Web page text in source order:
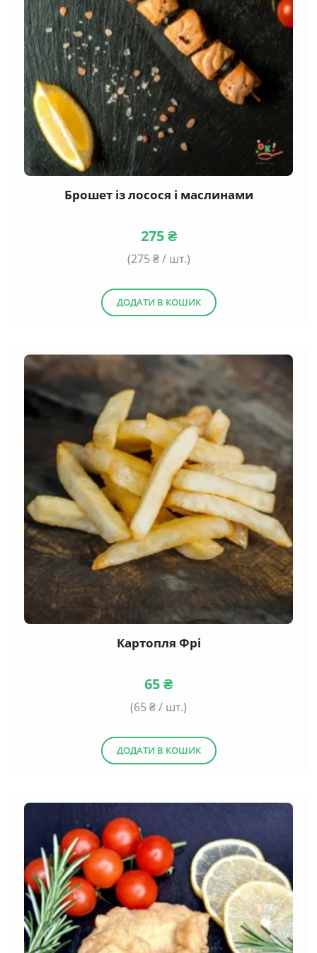
Брошет із лосося і маслинами
275₴
(275₴ / шт.)
ДОДАТИ В КОШИК
Картопля Фрі
65₴
(65₴ / шт.)
ДОДАТИ В КОШИК